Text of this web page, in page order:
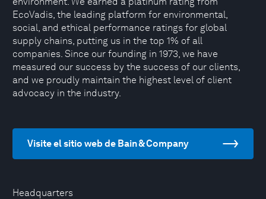
Headquarters
EcoVadis, the leading platform for environmental,
social, and ethical performance ratings for global
supply chains, putting us in the top 1% of all
companies. Since our founding in 1973, we have
measured our success by the success of our clients,
and we proudly maintain the highest level of client
advocacy in the industry.
Visite el sitio web de Bain & Company